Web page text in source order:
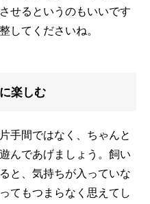
せるというのもいいです
してくださいね。
楽しむ
手間ではなく、ちゃんと
んであげましょう。飼い
と、気持ちが入っていな
てもつまらなく思えてし